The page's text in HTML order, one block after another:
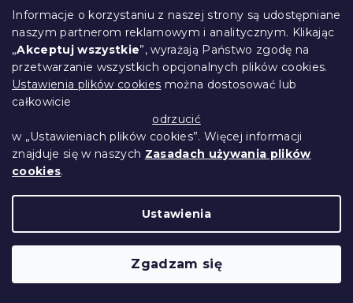
Informacje o korzystaniu z naszej strony są udostępniane
naszym partnerom reklamowym i analitycznym. Klikając
„Akceptuj wszystkie”, wyrażają Państwo zgodę na
przetwarzanie wszystkich opcjonalnych plików cookies.
Ustawienia plików cookies można dostosować lub
całkowicie
odrzucić
w „Ustawieniach plików cookies”. Więcej informacji
znajduje się w naszych Zasadach używania plików
cookies.
Ustawienia
Zgadzam się
Aksamitne krzesło do jadalni ORION
VELVET ze srebrnymi nogami,
ciemnoniebieskie
W magazynie(2 szt)
536 zł